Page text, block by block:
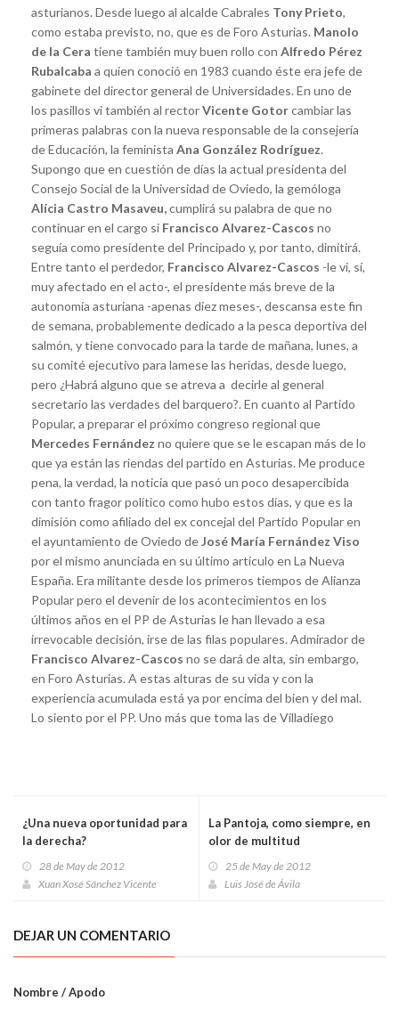
asturianos. Desde luego al alcalde Cabrales Tony Prieto,
como estaba previsto, no, que es de Foro Asturias. Manolo
de la Cera tiene también muy buen rollo con Alfredo Pérez
Rubalcaba a quien conoció en 1983 cuando éste era jefe de
gabinete del director general de Universidades. En uno de
los pasillos vi también al rectorVicente Gotorcambiar las
primeras palabras con la nueva responsable de la consejería
de Educación, la feminista Ana González Rodríguez.
Supongo que en cuestión de días la actual presidenta del
Consejo Social de la Universidad de Oviedo, la gemóloga
Alícia Castro Masaveu,cumplirá su palabra de que no
continuar en el cargo si Francisco Alvarez-Cascos no
seguía como presidente del Principado y, por tanto, dimitirá.
Entre tanto el perdedor, Francisco Alvarez-Cascos -le vi, sí,
muy afectado en el acto-, el presidente más breve de la
autonomía asturiana -apenas diez meses-, descansa este fin
de semana, probablemente dedicado a la pesca deportiva del
salmón, y tiene convocado para la tarde de mañana, lunes, a
su comité ejecutivo para lamese las heridas, desde luego,
pero ¿Habrá alguno que se atreva a decirle al general
secretario las verdades del barquero?. En cuanto al Partido
Popular, a preparar el próximo congreso regional que
Mercedes Fernández no quiere que se le escapan más de lo
que ya están las riendas del partido en Asturias. Me produce
pena, la verdad, la noticia que pasó un poco desapercibida
con tanto fragor político como hubo estos días, y que es la
dimisión como afiliado del ex concejal del Partido Popular en
el ayuntamiento de Oviedo deJosé María Fernández Viso
por el mismo anunciada en su último artículo en La Nueva
España. Era militante desde los primeros tiempos de Alianza
Popular pero el devenir de los acontecimientos en los
últimos años en el PP de Asturias le han llevado a esa
irrevocable decisión, irse de las filas populares. Admirador de
Francisco Alvarez-Cascos no se dará de alta, sin embargo,
en Foro Asturias. A estas alturas de su vida y con la
experiencia acumulada está ya por encima del bien y del mal.
Lo siento por el PP. Uno más que toma las de Villadiego
¿Una nueva oportunidad para
la derecha?
28 de May de 2012
Xuan Xosé Sánchez Vicente
La Pantoja, como siempre, en
olor de multitud
25 de May de 2012
Luis José de Ávila
DEJAR UN COMENTARIO
Nombre / Apodo